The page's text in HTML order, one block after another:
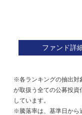
ファンド詳
※各ランキングの抽出対
が取扱う全ての公募投
しています。
※騰落率は、基準日から